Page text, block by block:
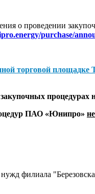
о проведении
purchase/
торговой площадке
ПАО «Юнипро»
филиала